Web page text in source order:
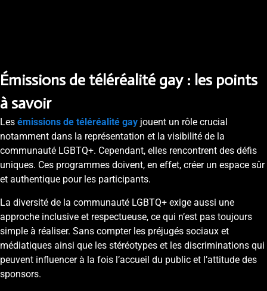
Émissions de téléréalité gay : les points
à savoir
Les émissions de téléréalité gay jouent un rôle crucial
notamment dans la représentation et la visibilité de la
communauté LGBTQ+. Cependant, elles rencontrent des défis
uniques. Ces programmes doivent, en effet, créer un espace sûr
et authentique pour les participants.
La diversité de la communauté LGBTQ+ exige aussi une
approche inclusive et respectueuse, ce qui n’est pas toujours
simple à réaliser. Sans compter les préjugés sociaux et
médiatiques ainsi que les stéréotypes et les discriminations qui
peuvent influencer à la fois l’accueil du public et l’attitude des
sponsors.